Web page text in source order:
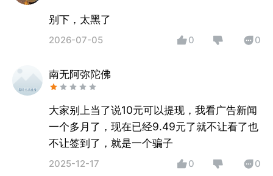
别下，太黑了
2026-07-05 0 0
南无阿弥陀佛
大家别上当了说10元可以提现，我看广告新闻
一个多月了，现在已经9.49元了就不让看了也
不让签到了，就是一个骗子
2025-12-17 0 0